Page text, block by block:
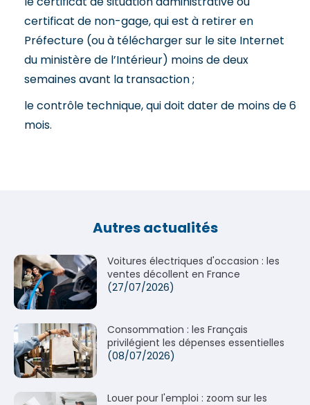
certificat de non-gage, qui est à retirer en
Préfecture (ou à télécharger sur le site Internet
du ministère de l’Intérieur) moins de deux
semaines avant la transaction ;
le contrôle technique, qui doit dater de moins de 6
mois.
Autres actualités
Voitures électriques d'occasion : les
ventes décollent en France
(27/07/2026)
Consommation : les Français
privilégient les dépenses essentielles
(08/07/2026)
Louer pour l'emploi : zoom sur les